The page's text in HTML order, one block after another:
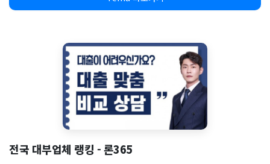
전국 대부업체 랭킹 - 론365